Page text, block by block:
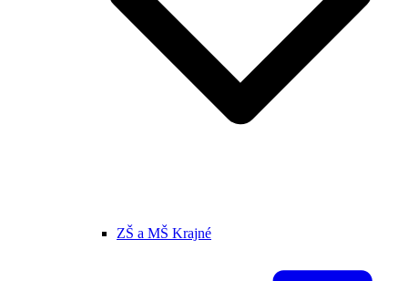
ZŠ a MŠ Krajné